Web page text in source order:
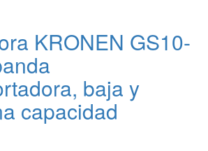
KRONEN GS10-
baja y
capacidad